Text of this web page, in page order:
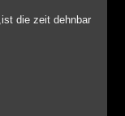
die zeit dehnbar